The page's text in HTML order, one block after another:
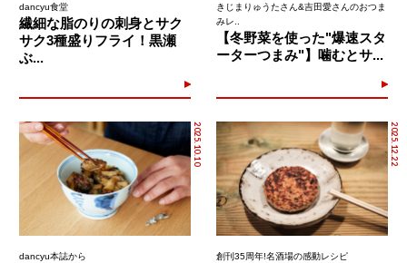
dancyu食堂
繊細な脂のりの刺身とサク
サク3種盛りフライ！黒瀬
ぶ...
きじまりゅうたさん&吉田愛さんのおつま
みレ..
【冬野菜を使った"爆速スタ
ーターつまみ"】噛むとサ...
2025.10.10
dancyu本誌から
2025.12.22
創刊35周年!名酒場の感動レシピ